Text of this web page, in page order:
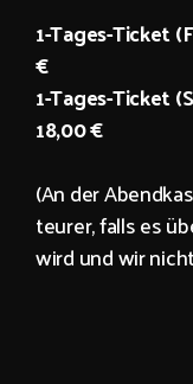
1-Tages-Ticket
€
1-Tages-Ticket
18,00 €
(An der
teurer, falls es
wird und wir